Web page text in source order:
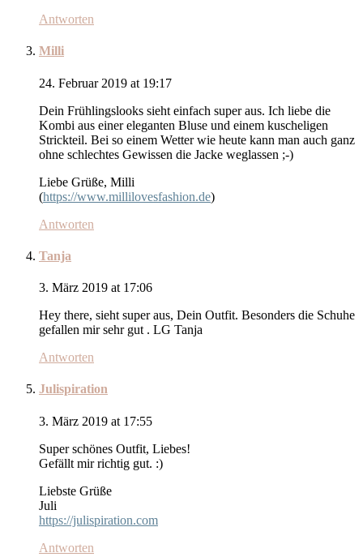
Antworten
Milli
24. Februar 2019 at 19:17
Dein Frühlingslooks sieht einfach super aus. Ich liebe die
Kombi aus einer eleganten Bluse und einem kuscheligen
Strickteil. Bei so einem Wetter wie heute kann man auch ganz
ohne schlechtes Gewissen die Jacke weglassen ;-)
Liebe Grüße, Milli
(https://www.millilovesfashion.de)
Antworten
Tanja
3. März 2019 at 17:06
Hey there, sieht super aus, Dein Outfit. Besonders die Schuhe
gefallen mir sehr gut . LG Tanja
Antworten
Julispiration
3. März 2019 at 17:55
Super schönes Outfit, Liebes!
Gefällt mir richtig gut. :)
Liebste Grüße
Juli
https://julispiration.com
Antworten